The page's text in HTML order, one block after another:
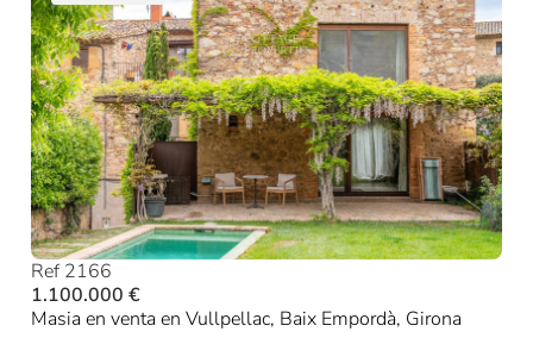
Ref 2166
1.100.000 €
Masia en venta en Vullpellac, Baix Empordà, Girona